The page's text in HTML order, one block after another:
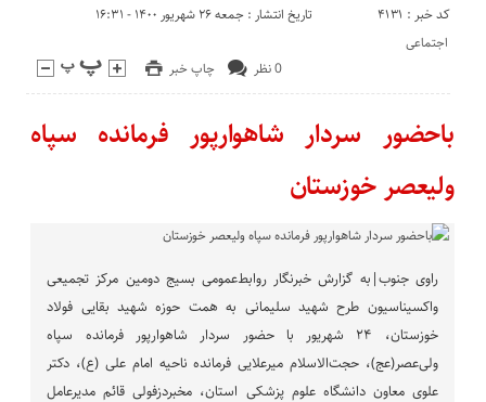
کد خبر : 4131 تاریخ انتشار : جمعه ۲۶ شهریور ۱۴۰۰ - ۱۶:۳۱
چاپ خبر 0 نظر
اجتماعی
باحضور سردار شاهوارپور فرمانده سپاه
ولیعصر خوزستان
راوی جنوب|به گزارش خبرنگار روابط‌عمومی بسیج دومین مرکز تجمیعی
واکسیناسیون طرح شهید سلیمانی به همت حوزه شهید بقایی فولاد
خوزستان، ۲۴ شهریور‌ با حضور سردار شاهوارپور فرمانده سپاه
ولی‌عصر(عج)، حجت‌الاسلام میرعلایی فرمانده ناحیه امام علی (ع)، دکتر
علوی معاون دانشگاه علوم پزشکی استان، مخبر‌دزفولی قائم مدیرعامل